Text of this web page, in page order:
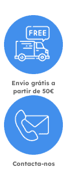
Envio grátis a
partir de 50€
Contacta-nos